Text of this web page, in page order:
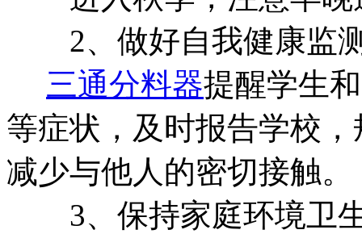
2、做好自我健康监
三通分料器提醒学生
等症状，及时报告学校
减少与他人的密切接触。
3、保持家庭环境卫